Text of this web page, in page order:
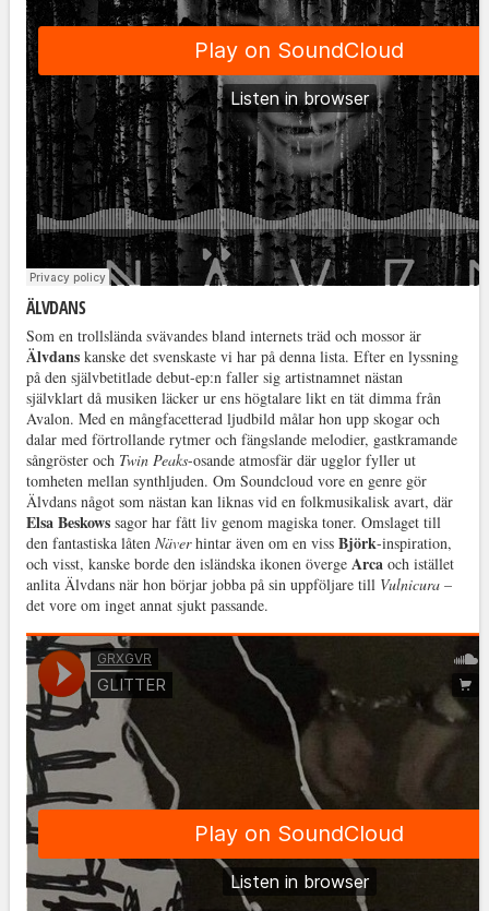
ÄLVDANS
Som en trollslända svävandes bland internets träd och mossor är
Älvdanskanske det svenskaste vi har på denna lista. Efter en lyssning
på den självbetitlade debut-ep:n faller sig artistnamnet nästan
självklart då musiken läcker ur ens högtalare likt en tät dimma från
Avalon. Med en mångfacetterad ljudbild målar hon upp skogar och
dalar med förtrollande rytmer och fängslande melodier, gastkramande
sångröster och Twin Peaks-osande atmosfär där ugglor fyller ut
tomheten mellan synthljuden. Om Soundcloud vore en genre gör
Älvdans något som nästan kan liknas vid en folkmusikalisk avart, där
Elsa Beskowssagor har fått liv genom magiska toner. Omslaget till
den fantastiska låten Näverhintar även om en viss Björk-inspiration,
och visst, kanske borde den isländska ikonen överge Arcaoch istället
anlita Älvdans när hon börjar jobba på sin uppföljare till Vulnicura–
det vore om inget annat sjukt passande.